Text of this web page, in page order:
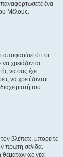
ένα
Μέλους.
ότι οι
χρειάζονται
να σας έχει
να χρειάζονται
του
βλέπετε, μπορείτε
πρώτη σελίδα.
θεμάτων ως νέα